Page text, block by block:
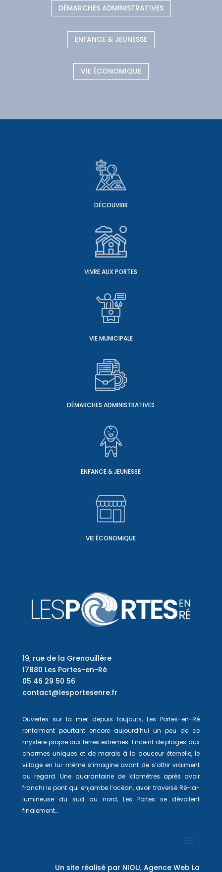
DÉMARCHES ADMINISTRATIVES
ENFANCE & JEUNESSE
VIE ÉCONOMIQUE
DÉCOUVRIR
VIVRE AUX PORTES
VIE MUNICIPALE
DÉMARCHES ADMINISTRATIVES
ENFANCE & JEUNESSE
VIE ÉCONOMIQUE
19, rue de la Grenouillère
17880 Les Portes-en-Ré
05 46 29 50 56
contact@lesportesenre.fr
Ouvertes sur la mer depuis toujours, Les Portes-en-Ré
renferment pourtant encore aujourd’hui un peu de ce
mystère propre aux terres extrêmes. Enceint de plages aux
charmes uniques et de marais à la douceur éternelle, le
village en lui-même s’imagine avant de s’offrir vraiment
au regard. Une quarantaine de kilomètres après avoir
franchi le pont qui enjambe l’océan, avoir traversé Ré-la-
lumineuse du sud au nord, Les Portes se dévoilent
finalement…
Un site réalisé par NIOU, Agence Web La